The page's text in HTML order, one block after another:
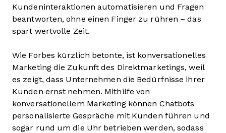
Kundeninteraktionen automatisieren und Fragen
beantworten, ohne einen Finger zu rühren – das
spart wertvolle Zeit.
Wie Forbes kürzlich betonte, ist konversationelles
Marketing die Zukunft des Direktmarketings, weil
es zeigt, dass Unternehmen die Bedürfnisse ihrer
Kunden ernst nehmen. Mithilfe von
konversationellem Marketing können Chatbots
personalisierte Gespräche mit Kunden führen und
sogar rund um die Uhr betrieben werden, sodass